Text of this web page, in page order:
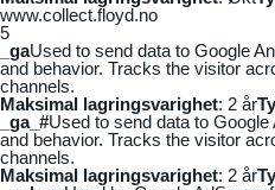
www.collect.floyd.no
5
_gaUsed to send data to Google
and behavior. Tracks the visitor
channels.
Maksimal lagringsvarighet: 2 år
_ga_#Used to send data to
and behavior. Tracks the visitor
channels.
Maksimal lagringsvarighet: 2 år